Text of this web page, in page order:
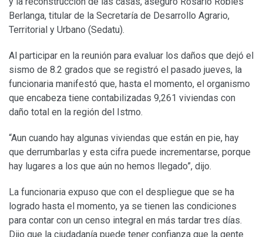
Berlanga, titular de la Secretaría de Desarrollo Agrario,
Territorial y Urbano (Sedatu).
Al participar en la reunión para evaluar los daños que dejó el
sismo de 8.2 grados que se registró el pasado jueves, la
funcionaria manifestó que, hasta el momento, el organismo
que encabeza tiene contabilizadas 9,261 viviendas con
daño total en la región del Istmo.
“Aun cuando hay algunas viviendas que están en pie, hay
que derrumbarlas y esta cifra puede incrementarse, porque
hay lugares a los que aún no hemos llegado”, dijo.
La funcionaria expuso que con el despliegue que se ha
logrado hasta el momento, ya se tienen las condiciones
para contar con un censo integral en más tardar tres días.
Dijo que la ciudadanía puede tener confianza que la gente